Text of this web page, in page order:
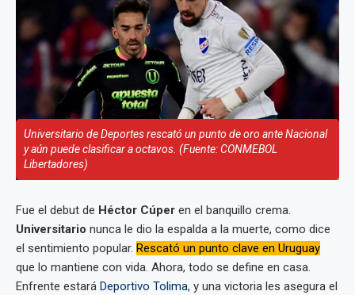
Universitario de Deportes rescató un punto de oro ante Nacional
y aún puede clasificar a octavos. (Fuente: CONMEBOL
Libertadores)
Fue el debut de Héctor Cúper en el banquillo crema.
Universitario nunca le dio la espalda a la muerte, como dice
el sentimiento popular. Rescató un punto clave en Uruguay
que lo mantiene con vida. Ahora, todo se define en casa.
Enfrente estará Deportivo Tolima, y una victoria les asegura el